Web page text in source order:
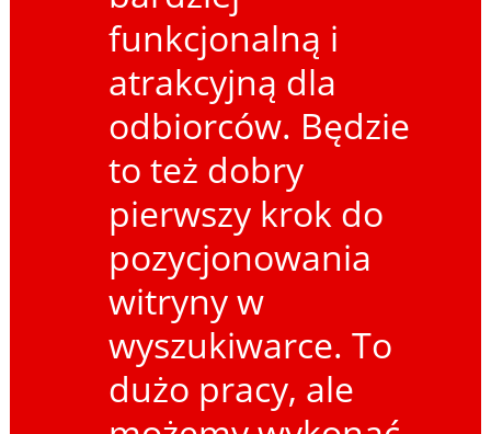
funkcjonalną i
atrakcyjną dla
odbiorców. Będzie
to też dobry
pierwszy krok do
pozycjonowania
witryny w
wyszukiwarce. To
dużo pracy, ale